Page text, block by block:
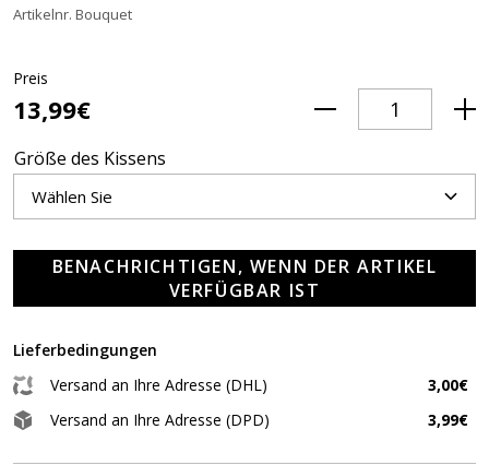
Artikelnr. Bouquet
Preis
13,99€
Größe des Kissens
BENACHRICHTIGEN, WENN DER ARTIKEL
VERFÜGBAR IST
Lieferbedingungen
Versand an Ihre Adresse (DHL)
3,00€
Versand an Ihre Adresse (DPD)
3,99€